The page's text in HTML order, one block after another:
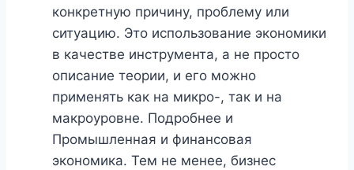
конкретную причину, проблему или
ситуацию. Это использование экономики
в качестве инструмента, а не просто
описание теории, и его можно
применять как на микро-, так и на
макроуровне. Подробнее и
Промышленная и финансовая
экономика. Тем не менее, бизнес